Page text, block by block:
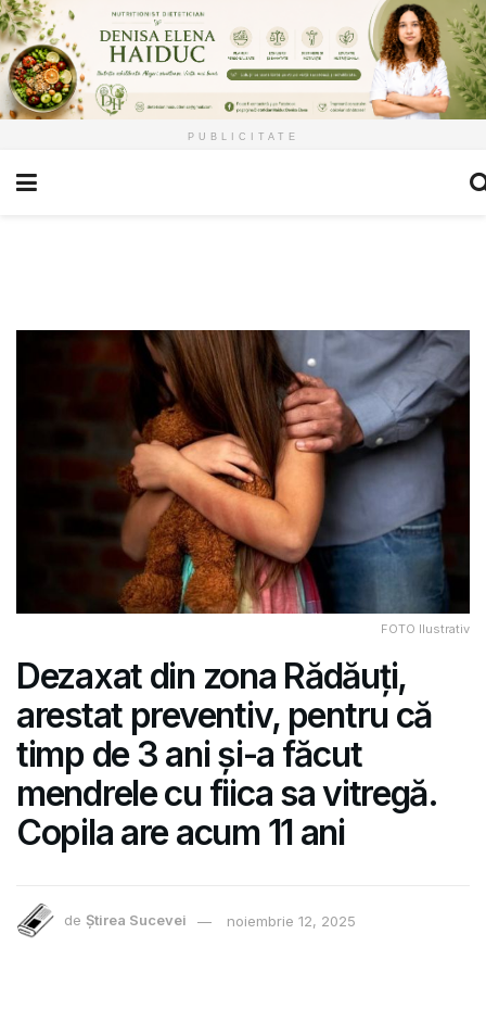
PUBLICITATE
FOTO Ilustrativ
Dezaxat din zona Rădăuți,
arestat preventiv, pentru că
timp de 3 ani și-a făcut
mendrele cu fiica sa vitregă.
Copila are acum 11 ani
de Știrea Sucevei noiembrie 12, 2025